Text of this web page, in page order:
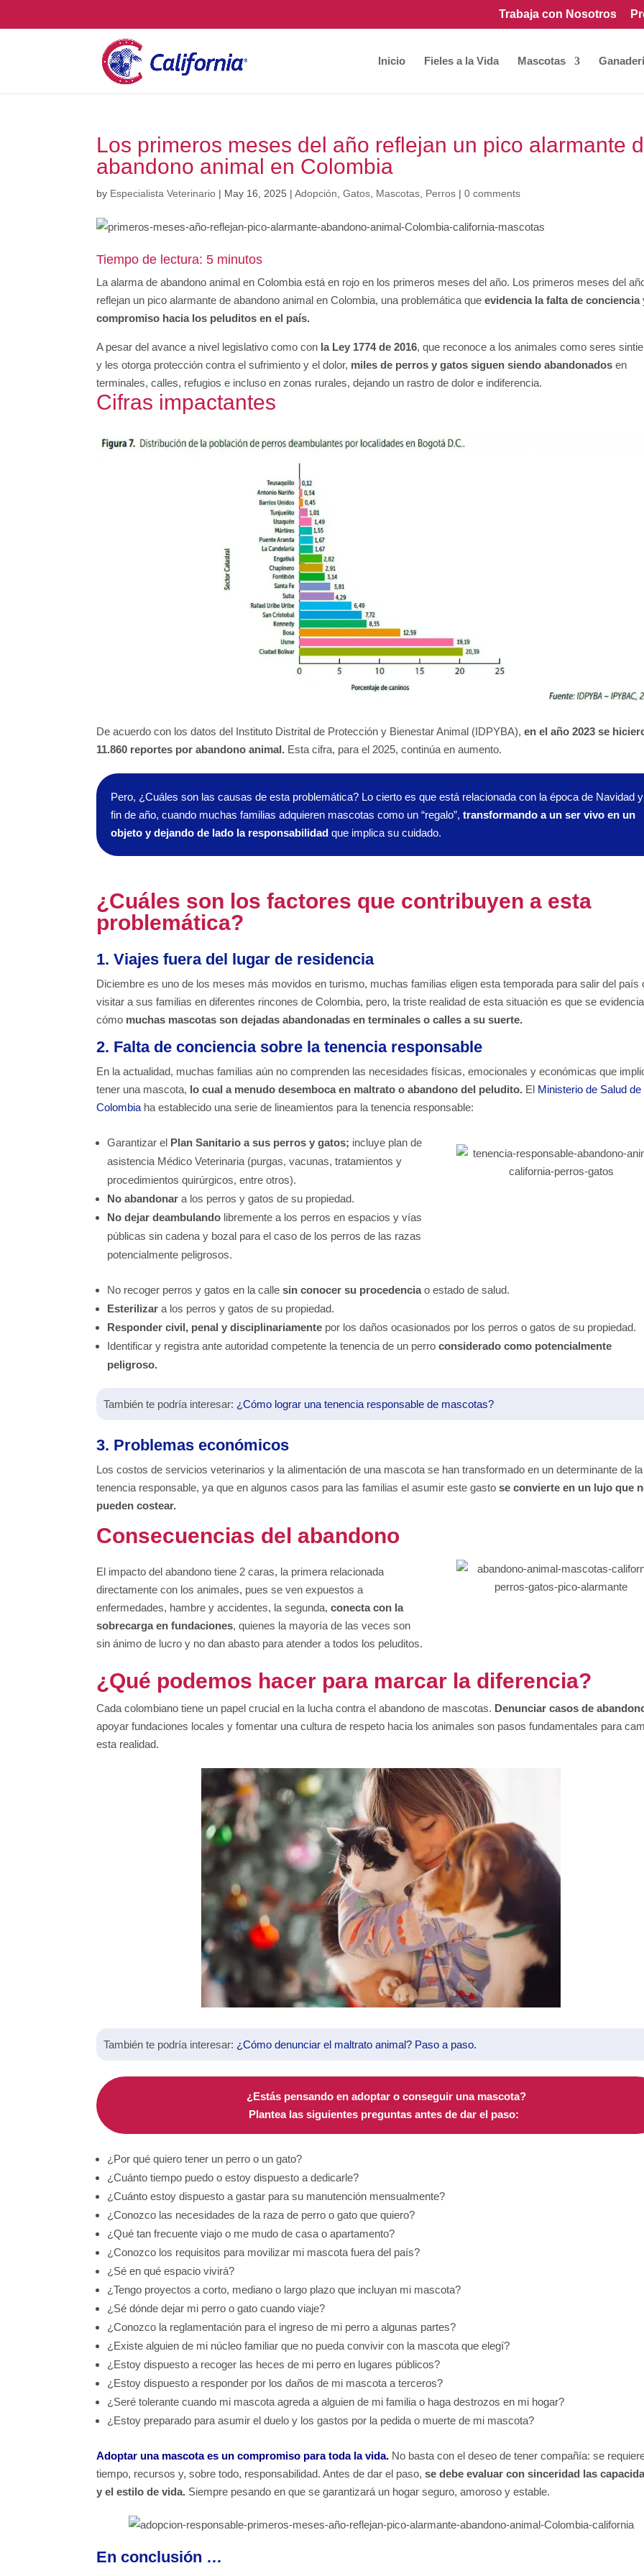
Trabaja con Nosotros
Inicio Fieles a la Vida Mascotas
Los primeros meses del año reflejan un pico alarmante
abandono animal en Colombia
by Especialista Veterinario | May 16, 2025 |Adopción ,Gatos Mascotas Perros |0 comments
Tiempo de lectura: 5 minutos
La alarma de abandono animal en Colombia está en rojo en los primeros meses del año. Los primeros meses del
reflejan un pico alarmante de abandono animal en Colombia, una problemática queevidencia la falta de conciencia
compromiso hacia los peluditos en el país.
A pesar del avance a nivel legislativo como con la Ley 1774 de 2016, que reconoce a los animales como seres
y les otorga protección contra el sufrimiento y el dolor, miles de perros y gatos siguen siendo abandonados en
terminales, calles, refugios e incluso en zonas rurales, dejando un rastro de dolor e indiferencia.
Cifras impactantes
De acuerdo con los datos del Instituto Distrital de Protección y Bienestar Animal (IDPYBA),en el año 2023 se
11.860 reportes por abandono animal. Esta cifra, para el 2025, continúa en aumento.
Pero, ¿Cuáles son las causas de esta problemática? Lo cierto es que está relacionada con la época de Navidad y
fin de año, cuando muchas familias adquieren mascotas como un “regalo”,transformando a un ser vivo en un
objeto y dejando de lado la responsabilidad que implica su cuidado.
¿Cuáles son los factores que contribuyen a esta
problemática?
1. Viajes fuera del lugar de residencia
Diciembre es uno de los meses más movidos en turismo, muchas familias eligen esta temporada para salir del país
visitar a sus familias en diferentes rincones de Colombia, pero, la triste realidad de esta situación es que se evidencia
cómo muchas mascotas son dejadas abandonadas en terminales o calles a su suerte.
2. Falta de conciencia sobre la tenencia responsable
En la actualidad, muchas familias aún no comprenden las necesidades físicas, emocionales y económicas que
tener una mascota, lo cual a menudo desemboca en maltrato o abandono del peludito. El Ministerio de Salud de
Colombia ha establecido una serie de lineamientos para la tenencia responsable:
Garantizar el Plan Sanitario a sus perros y gatos; incluye plan de
asistencia Médico Veterinaria (purgas, vacunas, tratamientos y
procedimientos quirúrgicos, entre otros).
No abandonar a los perros y gatos de su propiedad.
No dejar deambulando libremente a los perros en espacios y vías
públicas sin cadena y bozal para el caso de los perros de las razas
potencialmente peligrosos.
No recoger perros y gatos en la callesin conocer su procedenciao estado de salud.
Esterilizar a los perros y gatos de su propiedad.
Responder civil, penal y disciplinariamente por los daños ocasionados por los perros o gatos de su propiedad.
Identificar y registra ante autoridad competente la tenencia de un perroconsiderado como potencialmente
peligroso.
También te podría interesar: ¿Cómo lograr una tenencia responsable de mascotas?
3. Problemas económicos
Los costos de servicios veterinarios y la alimentación de una mascota se han transformado en un determinante de la
tenencia responsable, ya que en algunos casos para las familias el asumir este gastose convierte en un lujo que
pueden costear.
Consecuencias del abandono
El impacto del abandono tiene 2 caras, la primera relacionada
directamente con los animales, pues se ven expuestos a
enfermedades, hambre y accidentes, la segunda,conecta con la
sobrecarga en fundaciones, quienes la mayoría de las veces son
sin ánimo de lucro y no dan abasto para atender a todos los peluditos.
¿Qué podemos hacer para marcar la diferencia?
Cada colombiano tiene un papel crucial en la lucha contra el abandono de mascotas. Denunciar casos de
apoyar fundaciones locales y fomentar una cultura de respeto hacia los animales son pasos fundamentales para
esta realidad.
También te podría interesar: ¿Cómo denunciar el maltrato animal? Paso a paso.
¿Estás pensando en adoptar o conseguir una mascota?
Plantea las siguientes preguntas antes de dar el paso:
¿Por qué quiero tener un perro o un gato?
¿Cuánto tiempo puedo o estoy dispuesto a dedicarle?
¿Cuánto estoy dispuesto a gastar para su manutención mensualmente?
¿Conozco las necesidades de la raza de perro o gato que quiero?
¿Qué tan frecuente viajo o me mudo de casa o apartamento?
¿Conozco los requisitos para movilizar mi mascota fuera del país?
¿Sé en qué espacio vivirá?
¿Tengo proyectos a corto, mediano o largo plazo que incluyan mi mascota?
¿Sé dónde dejar mi perro o gato cuando viaje?
¿Conozco la reglamentación para el ingreso de mi perro a algunas partes?
¿Existe alguien de mi núcleo familiar que no pueda convivir con la mascota que elegí?
¿Estoy dispuesto a recoger las heces de mi perro en lugares públicos?
¿Estoy dispuesto a responder por los daños de mi mascota a terceros?
¿Seré tolerante cuando mi mascota agreda a alguien de mi familia o haga destrozos en mi hogar?
¿Estoy preparado para asumir el duelo y los gastos por la pedida o muerte de mi mascota?
Adoptar una mascota es un compromiso para toda la vida. No basta con el deseo de tener compañía: se
tiempo, recursos y, sobre todo, responsabilidad. Antes de dar el paso,se debe evaluar con sinceridad las
y el estilo de vida. Siempre pesando en que se garantizará un hogar seguro, amoroso y estable.
En conclusión …